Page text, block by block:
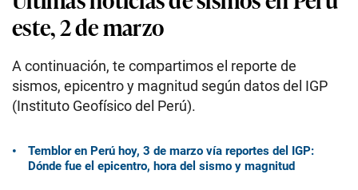
este, 2 de marzo
A continuación, te compartimos el reporte de
sismos, epicentro y magnitud según datos del IGP
(Instituto Geofísico del Perú).
Temblor en Perú hoy, 3 de marzo vía reportes del IGP:
Dónde fue el epicentro, hora del sismo y magnitud